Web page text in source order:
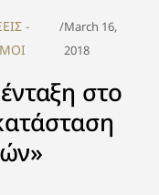
-
/March 16,
2018
στο